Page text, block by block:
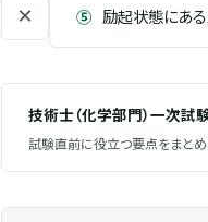
× ⑤ 励起状態にあ
技術士（化学部門）一次試
試験直前に役立つ要点をまとめ